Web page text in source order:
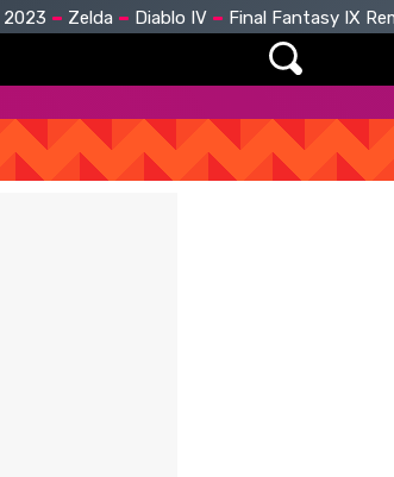
2023 Zelda Diablo IV Final Fantasy IX